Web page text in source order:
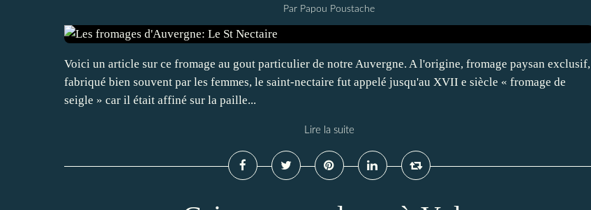
Par Papou Poustache
Voici un article sur ce fromage au gout particulier de notre Auvergne. A l'origine, fromage paysan exclusif,
fabriqué bien souvent par les femmes, le saint-nectaire fut appelé jusqu'au XVII e siècle « fromage de
seigle » car il était affiné sur la paille...
Lire la suite